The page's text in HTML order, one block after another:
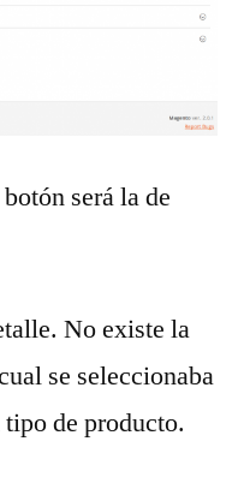
será la de
No existe la
se seleccionaba
de producto.